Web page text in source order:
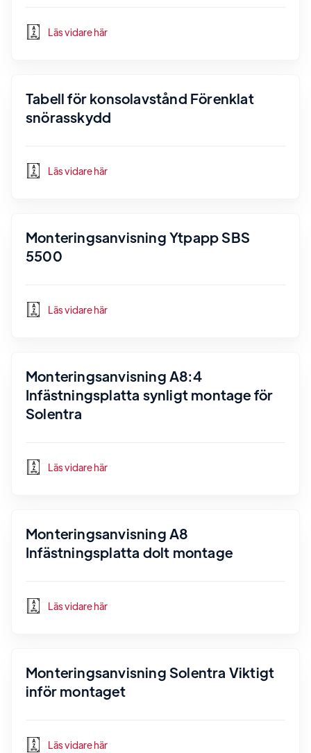
Läs vidare här
Tabell för konsolavstånd Förenklat
snörasskydd
Läs vidare här
Monteringsanvisning Ytpapp SBS
5500
Läs vidare här
Monteringsanvisning A8:4
Infästningsplatta synligt montage för
Solentra
Läs vidare här
Monteringsanvisning A8
Infästningsplatta dolt montage
Läs vidare här
Monteringsanvisning Solentra Viktigt
inför montaget
Läs vidare här